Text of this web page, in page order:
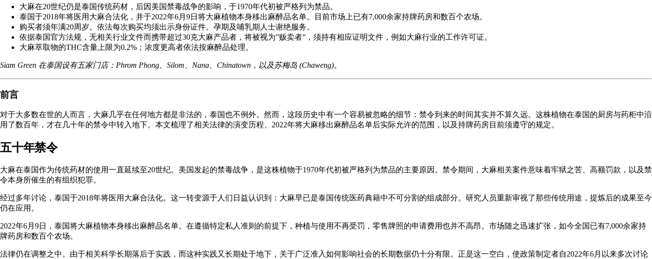
大麻在20世纪仍是泰国传统药材，后因美国禁毒战争的影响，于1970年代初被严格列为禁品。
泰国于2018年将医用大麻合法化，并于2022年6月9日将大麻植物本身移出麻醉品名单。目前市场上已有7,000余家持牌药房和数百个农场。
购买者须年满20周岁。依法每次购买均须出示身份证件。孕期及哺乳期人士谢绝服务。
依据泰国官方法规，无相关行业文件而携带超过30克大麻产品者，将被视为”贩卖者”，须持有相应证明文件，例如大麻行业的工作许可证。
大麻萃取物的THC含量上限为0.2%；浓度更高者依法按麻醉品处理。
Siam Green 在泰国设有五家门店： Phrom Phong、 Silom、 Nana、 Chinatown ，以及苏梅岛 (Chaweng)。
前言
对于大多数在世的人而言，大麻几乎在任何地方都是非法的，泰国也不例外。然而，这段历史中有一个容易被忽略的细节：禁令到来的时间其实并不算久远。这株植物在泰国的厨房与药柜中沿
用了数百年，才在几十年的禁令中转入地下。本文梳理了相关法律的演变历程、2022年将大麻移出麻醉品名单后实际允许的范围，以及持牌药房目前须遵守的规定。
五十年禁令
大麻在泰国作为传统药材的使用一直延续至20世纪。美国发起的禁毒战争，是这株植物于1970年代初被严格列为禁品的主要原因。禁令期间，大麻相关案件意味着牢狱之苦、高额罚款，以及禁
令本身所催生的有组织犯罪。
经过多年讨论，泰国于2018年将医用大麻合法化。这一转变源于人们日益认识到：大麻早已是泰国传统医药典籍中不可分割的组成部分。研究人员重新审视了那些传统用途，提炼后的成果至今
仍在应用。
2022年6月9日，泰国将大麻植物本身移出麻醉品名单。在遵循特定私人准则的前提下，种植与使用不再受罚，零售牌照的申请费用也并不高昂。市场随之迅速扩张，如今全国已有7,000余家持
牌药房和数百个农场。
法律仍在调整之中。由于相关科学长期落后于实践，而这种实践又长期处于地下，关于广泛准入如何影响社会的长期数据仍十分有限。正是这一空白，使政策制定者自2022年6月以来多次讨论